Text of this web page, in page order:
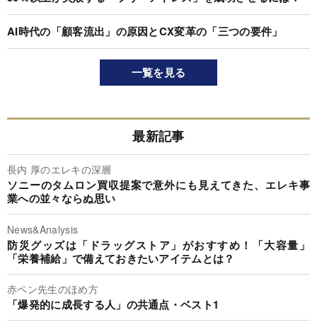
AI時代の「顧客流出」の原因とCX変革の「三つの要件」
一覧を見る
最新記事
長内 厚のエレキの深層
ソニーのタムロン買収提案で意外にも見えてきた、エレキ事
業への並々ならぬ思い
News&Analysis
防災グッズは「ドラッグストア」がおすすめ！「大容量」
「栄養補給」で備えておきたいアイテムとは？
赤ペン先生のほめ方
「爆発的に成長する人」の共通点・ベスト1